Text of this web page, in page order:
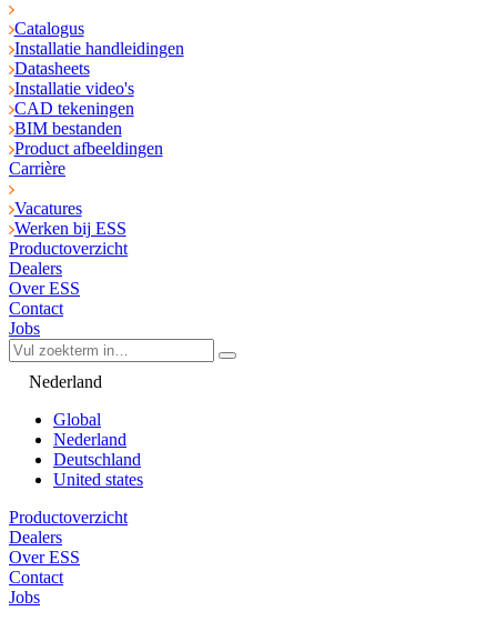
Catalogus
Installatie handleidingen
Datasheets
Installatie video's
CAD tekeningen
BIM bestanden
Product afbeeldingen
Carrière
Vacatures
Werken bij ESS
Productoverzicht
Dealers
Over ESS
Contact
Jobs
Nederland
Global
Nederland
Deutschland
United states
Productoverzicht
Dealers
Over ESS
Contact
Jobs